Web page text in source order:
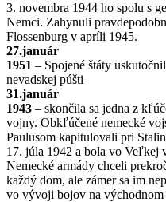
3. novembra 1944 ho spolu s
Nemci. Zahynuli
Flossenburg v apríli 1945.
27.január
1951 – Spojené štáty
nevadskej púšti
31.január
1943 – skončila sa jedna z
vojny. Obkľúčené nemecké
Paulusom kapitulovali pri
17. júla 1942 a bola vo Veľkej
Nemecké armády chceli
každý dom, ale zámer sa im
vo vývoji bojov na východnom